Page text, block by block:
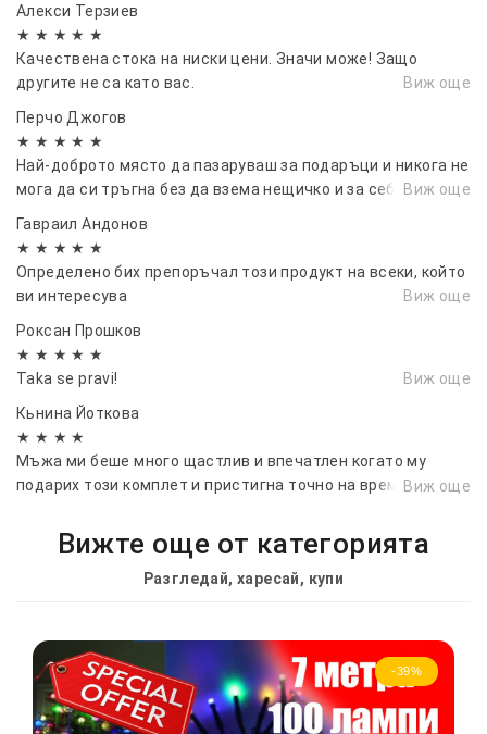
Алекси Терзиев
★ ★ ★ ★ ★
Качествена стока на ниски цени. Значи може! Защо
другите не са като вас.
Виж още
Перчо Джогов
★ ★ ★ ★ ★
Най-доброто място да пазаруваш за подаръци и никога не
мога да си тръгна без да взема нещичко и за себе си 🤟
Виж още
Гавраил Андонов
★ ★ ★ ★ ★
Определено бих препоръчал този продукт на всеки, който
ви интересува
Виж още
Роксан Прошков
★ ★ ★ ★ ★
Taka se pravi!
Виж още
Кьнина Йоткова
★ ★ ★ ★
Мъжа ми беше много щастлив и впечатлен когато му
подарих този комплет и пристигна точно на време заВиж още
Вижте още от категорията
Разгледай, харесай, купи
-39%